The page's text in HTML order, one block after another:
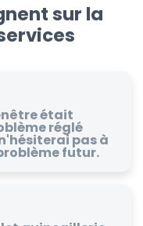
sur la
était
réglé
pas à
futur.